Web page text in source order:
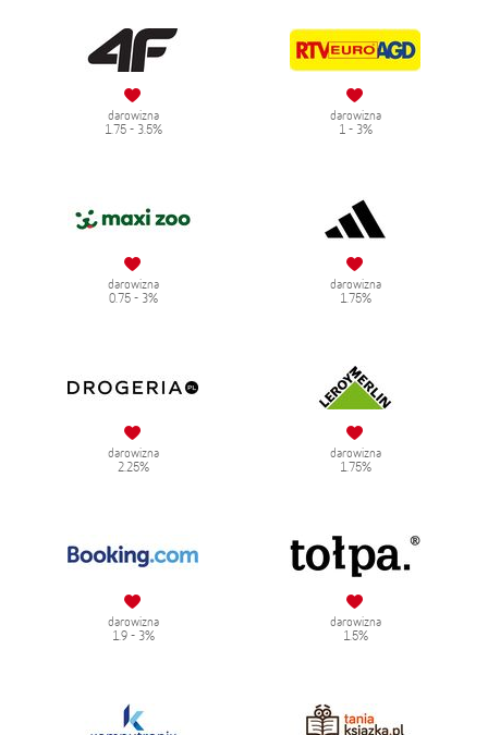
darowizna
1.75 - 3.5%
darowizna
1 - 3%
darowizna
0.75 - 3%
darowizna
1.75%
darowizna
2.25%
darowizna
1.75%
darowizna
1.9 - 3%
darowizna
1.5%